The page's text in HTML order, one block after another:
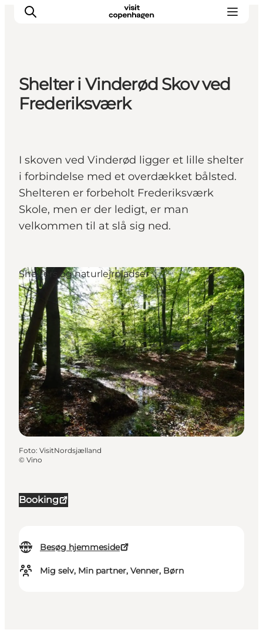
This is Copenhagen
Planlæg din tur
CopenPay
Copenhagen Card
Shelter i Vinderød Skov ved
Frederiksværk
I skoven ved Vinderød ligger et lille shelter
i forbindelse med et overdækket bålsted.
Shelteren er forbeholt Frederiksværk
Skole, men er der ledigt, er man
velkommen til at slå sig ned.
Booking
Besøg hjemmeside
Mig selv, Min partner, Venner, Børn
Shelters og naturlejrpladser
Foto: VisitNordsjælland
© Vino